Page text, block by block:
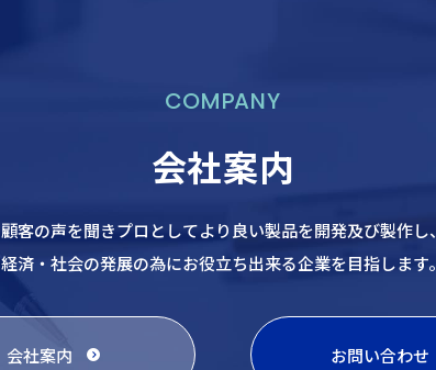
COMPANY
会社案内
顧客の声を聞きプロとしてより良い製品を開発及び製作し、
経済・社会の発展の為にお役立ち出来る企業を目指します。
会社案内 お問い合わせ